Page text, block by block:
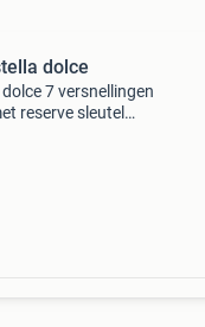
dolce
7 versnellingen
reserve sleutel